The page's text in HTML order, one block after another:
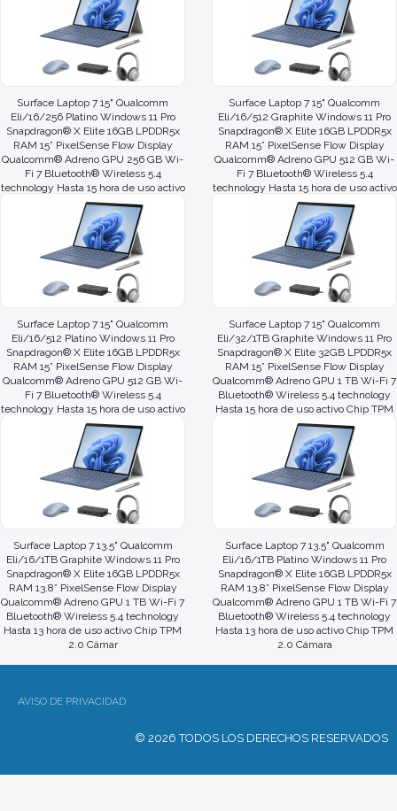
Surface Laptop 7 15" Qualcomm
Eli/16/256 Platino Windows 11 Pro
Snapdragon® X Elite 16GB LPDDR5x
RAM 15” PixelSense Flow Display
Qualcomm® Adreno GPU 256 GB Wi-
Fi 7 Bluetooth® Wireless 5.4
technology Hasta 15 hora de uso activo
Chip TPM 2.0 Cámara
Surface Laptop 7 15" Qualcomm
Eli/16/512 Graphite Windows 11 Pro
Snapdragon® X Elite 16GB LPDDR5x
RAM 15” PixelSense Flow Display
Qualcomm® Adreno GPU 512 GB Wi-
Fi 7 Bluetooth® Wireless 5.4
technology Hasta 15 hora de uso activo
Chip TPM 2.0 Cámar
Surface Laptop 7 15" Qualcomm
Eli/16/512 Platino Windows 11 Pro
Snapdragon® X Elite 16GB LPDDR5x
RAM 15” PixelSense Flow Display
Qualcomm® Adreno GPU 512 GB Wi-
Fi 7 Bluetooth® Wireless 5.4
technology Hasta 15 hora de uso activo
Chip TPM 2.0 Cámara
Surface Laptop 7 15" Qualcomm
Eli/32/1TB Graphite Windows 11 Pro
Snapdragon® X Elite 32GB LPDDR5x
RAM 15” PixelSense Flow Display
Qualcomm® Adreno GPU 1 TB Wi-Fi 7
Bluetooth® Wireless 5.4 technology
Hasta 15 hora de uso activo Chip TPM
2.0 Cámara
Surface Laptop 7 13.5" Qualcomm
Eli/16/1TB Graphite Windows 11 Pro
Snapdragon® X Elite 16GB LPDDR5x
RAM 13.8” PixelSense Flow Display
Qualcomm® Adreno GPU 1 TB Wi-Fi 7
Bluetooth® Wireless 5.4 technology
Hasta 13 hora de uso activo Chip TPM
2.0 Cámar
Surface Laptop 7 13.5" Qualcomm
Eli/16/1TB Platino Windows 11 Pro
Snapdragon® X Elite 16GB LPDDR5x
RAM 13.8” PixelSense Flow Display
Qualcomm® Adreno GPU 1 TB Wi-Fi 7
Bluetooth® Wireless 5.4 technology
Hasta 13 hora de uso activo Chip TPM
2.0 Cámara
AVISO DE PRIVACIDAD
© 2026 TODOS LOS DERECHOS RESERVADOS